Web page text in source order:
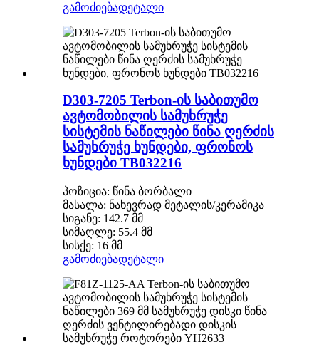
გამოძიებადეტალი
D303-7205 Terbon-ის საბითუმო
ავტომობილის სამუხრუჭე
სისტემის ნაწილები წინა ღერძის
სამუხრუჭე ხუნდები, ფრონოს
ხუნდები TB032216
პოზიცია: წინა ბორბალი
მასალა: ნახევრად მეტალის/კერამიკა
სიგანე: 142.7 მმ
სიმაღლე: 55.4 მმ
სისქე: 16 მმ
გამოძიებადეტალი